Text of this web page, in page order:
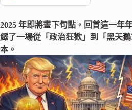
2025 年即將畫下句點，回首這一年
繹了一場從「政治狂歡」到「黑天
本。